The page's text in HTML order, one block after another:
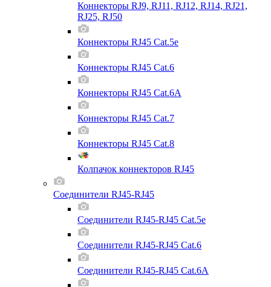
Коннекторы RJ9, RJ11, RJ12, RJ14, RJ21,
RJ25, RJ50
Коннекторы RJ45 Cat.5e
Коннекторы RJ45 Cat.6
Коннекторы RJ45 Cat.6A
Коннекторы RJ45 Cat.7
Коннекторы RJ45 Cat.8
Колпачок коннекторов RJ45
Соединители RJ45-RJ45
Соединители RJ45-RJ45 Cat.5e
Соединители RJ45-RJ45 Cat.6
Соединители RJ45-RJ45 Cat.6A